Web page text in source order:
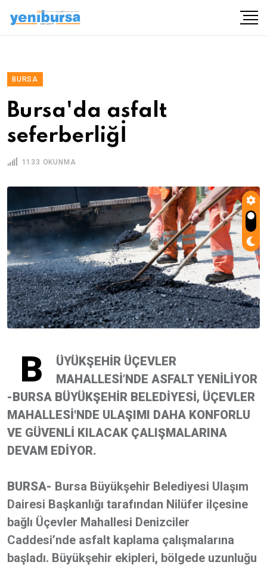
BURSA
Bursa'da asfalt
seferberliğİ
1133 OKUNMA
B
ÜYÜKŞEHİR ÜÇEVLER
MAHALLESİ’NDE ASFALT YENİLİYOR
-BURSA BÜYÜKŞEHİR BELEDİYESİ, ÜÇEVLER
MAHALLESİ'NDE ULAŞIMI DAHA KONFORLU
VE GÜVENLİ KILACAK ÇALIŞMALARINA
DEVAM EDİYOR.
BURSA- Bursa Büyükşehir Belediyesi Ulaşım
Dairesi Başkanlığı tarafından Nilüfer ilçesine
bağlı Üçevler Mahallesi Denizciler
Caddesi’nde asfalt kaplama çalışmalarına
başladı. Büyükşehir ekipleri, bölgede uzunluğu